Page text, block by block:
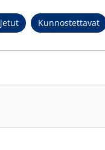
Kunnostettavat